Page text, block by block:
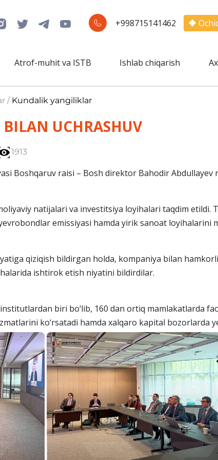
+998715141462
Atrof-muhit va ISTB Ishlab chiqarish
/ Kundalik yangiliklar
UCHRASHUV
1913
Boshqaruv raisi – Bosh direktor Bahodir
natijalari va investitsiya loyihalari taqdim etildi.
emissiyasi hamda yirik sanoat loyihalarini
qiziqish bildirgan holda, kompaniya bilan
ishtirok etish niyatini bildirdilar.
biri bo‘lib, 160 dan ortiq mamlakatlarda
ko‘rsatadi hamda xalqaro kapital bozorlarda